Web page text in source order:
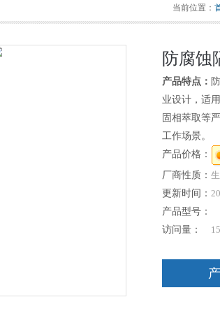
当前位置：
防腐蚀
产品特点：
业设计，适
固相萃取等
工作场景。
产品价格：
厂商性质：
更新时间：
产品型号：
访问量：